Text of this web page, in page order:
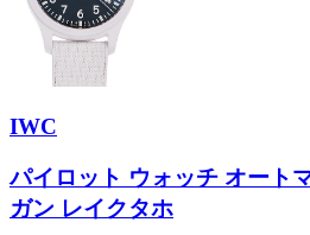
IWC
パイロット ウォッチ オート
ガン レイクタホ